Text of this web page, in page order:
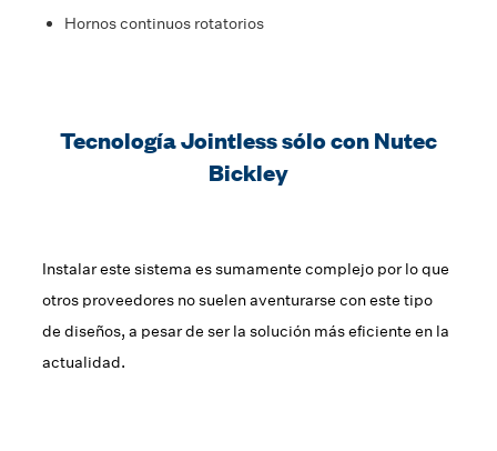
Hornos continuos rotatorios
Tecnología Jointless sólo con Nutec
Bickley
Instalar este sistema es sumamente complejo por lo que
otros proveedores no suelen aventurarse con este tipo
de diseños, a pesar de ser la solución más eficiente en la
actualidad.